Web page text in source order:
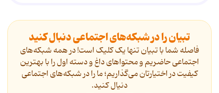
تبیان را در شبکه‌های اجتماعی دنبال کنید
فاصله شما با تبیان تنها یک کلیک است! در همه شبکه‌های
اجتماعی حاضریم و محتواهای داغ و دسته اول را با بهترین
کیفیت در اختیارتان می‌گذاریم؛ ما را در شبکه‌های اجتماعی
دنیال کنید.